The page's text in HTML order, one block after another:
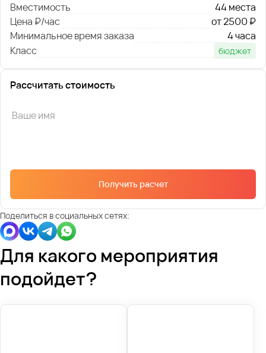
Вместимость
44 места
Цена ₽/час
от 2500 ₽
Минимальное время заказа
4 часа
Класс
бюджет
Рассчитать стоимость
Получить расчет
Поделиться в социальных сетях:
Для какого мероприятия
подойдет?